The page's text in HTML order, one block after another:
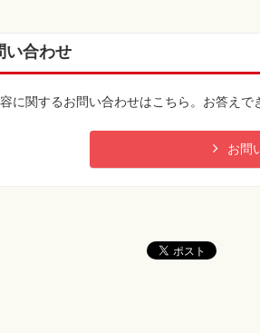
い合わせ
に関するお問い合わせはこちら。お答えで
お問